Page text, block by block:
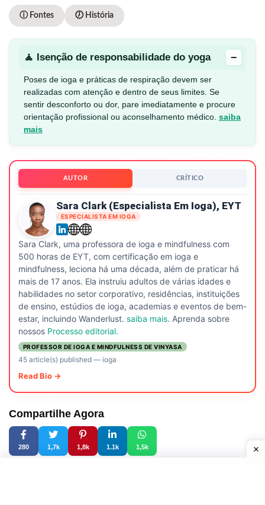
ⓘ Fontes 🕖 História
🧘 Isenção de responsabilidade do yoga −
Poses de ioga e práticas de respiração devem ser
realizadas com atenção e dentro de seus limites. Se
sentir desconforto ou dor, pare imediatamente e procure
orientação profissional ou aconselhamento médico. saiba
mais
AUTOR CRÍTICO
Sara Clark (especialista Em Ioga), EYT
ESPECIALISTA EM IOGA
Sara Clark, uma professora de ioga e mindfulness com
500 horas de EYT, com certificação em ioga e
mindfulness, leciona há uma década, além de praticar há
mais de 17 anos. Ela instruiu adultos de várias idades e
habilidades no setor corporativo, residências, instituições
de ensino, estúdios de ioga, academias e eventos de bem-
estar, incluindo Wanderlust. saiba mais. Aprenda sobre
nossos Processo editorial.
PROFESSOR DE IOGA E MINDFULNESS DE VINYASA
45 article(s) published— ioga
Read Bio →
Compartilhe Agora
280 1,7k 1,8k 1.1k 1,5k